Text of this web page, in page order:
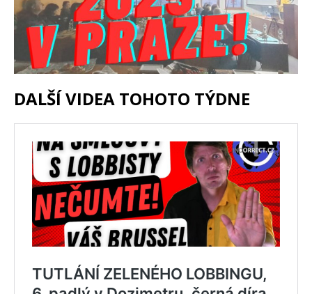
DALŠÍ VIDEA TOHOTO TÝDNE